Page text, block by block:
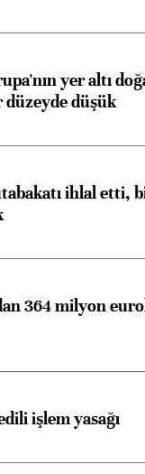
yer altı
düzeyde düşük
ihlal etti,
364 milyon
işlem yasağı